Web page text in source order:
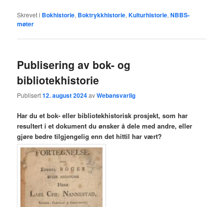
Skrevet i Bokhistorie, Boktrykkhistorie,Kulturhistorie,NBBS-
møter
Publisering av bok- og
bibliotekhistorie
Publisert12. august 2024avWebansvarlig
Har du et bok- eller bibliotekhistorisk prosjekt, som har
resultert i et dokument du ønsker å dele med andre, eller
gjøre bedre tilgjengelig enn det hittil har vært?